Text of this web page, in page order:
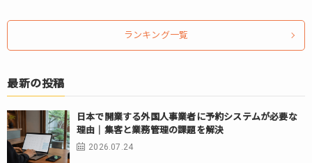
ランキング一覧
最新の投稿
日本で開業する外国人事業者に予約システムが必要な
理由｜集客と業務管理の課題を解決
2026.07.24